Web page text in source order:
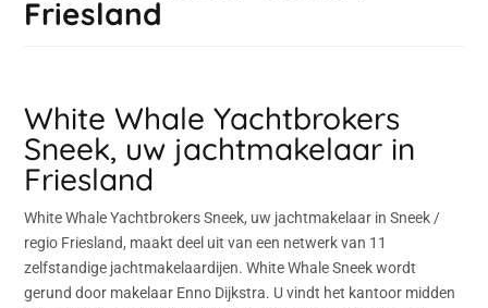
Friesland
White Whale Yachtbrokers
Sneek, uw jachtmakelaar in
Friesland
White Whale Yachtbrokers Sneek, uw jachtmakelaar in Sneek /
regio Friesland, maakt deel uit van een netwerk van 11
zelfstandige jachtmakelaardijen. White Whale Sneek wordt
gerund door makelaar Enno Dijkstra. U vindt het kantoor midden